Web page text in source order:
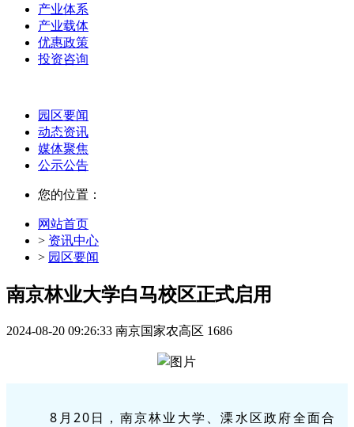
产业体系
产业载体
优惠政策
投资咨询
园区要闻
动态资讯
媒体聚焦
公示公告
您的位置：
网站首页
> 资讯中心
> 园区要闻
南京林业大学白马校区正式启用
2024-08-20 09:26:33 南京国家农高区 1686
8月20日，南京林业大学、溧水区政府全面合